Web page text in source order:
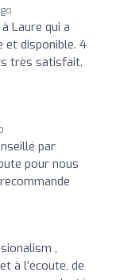
Laure qui a
et disponible. 4
très satisfait.
par
pour nous
,
à l’écoute, de